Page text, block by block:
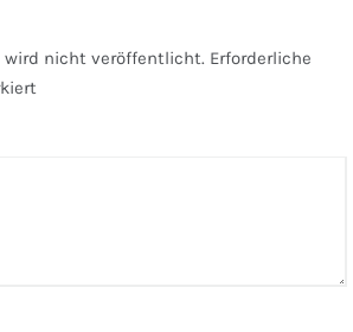
wird nicht veröffentlicht. Erforderliche